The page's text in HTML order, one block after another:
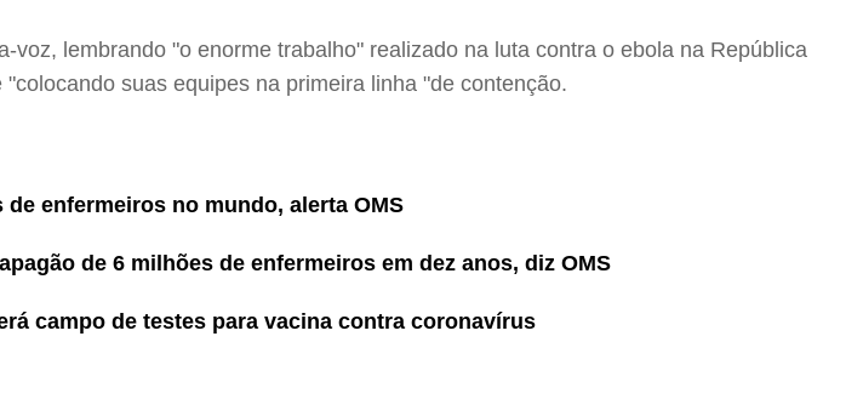
lembrando "o enorme trabalho" realizado na luta contra o ebola na República
suas equipes na primeira linha "de contenção.
de enfermeiros no mundo, alerta OMS
de 6 milhões de enfermeiros em dez anos, diz OMS
campo de testes para vacina contra coronavírus